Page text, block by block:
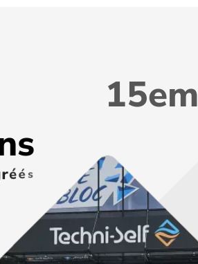
15em
s
réés